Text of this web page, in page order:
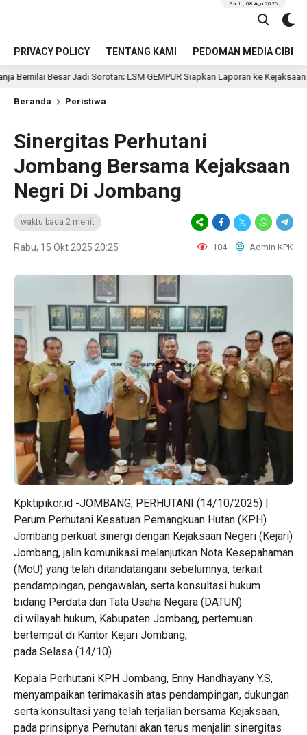
PRIVACY POLICY TENTANG KAMI PEDOMAN MEDIA CIBER
Sabtu, 08 Agu 2026
Jadi Sorotan; LSM GEMPUR Siapkan Laporan ke Kejaksaan 10
Beranda Peristiwa
Sinergitas Perhutani
Jombang Bersama Kejaksaan
Negri Di Jombang
waktu baca 2 menit
Rabu, 15 Okt 2025 20:25 104 Admin KPK
Kpktipikor.id -JOMBANG, PERHUTANI (14/10/2025) |
Perum Perhutani Kesatuan Pemangkuan Hutan (KPH)
Jombang perkuat sinergi dengan Kejaksaan Negeri (Kejari)
Jombang, jalin komunikasi melanjutkan Nota Kesepahaman
(MoU) yang telah ditandatangani sebelumnya, terkait
pendampingan, pengawalan, serta konsultasi hukum
bidang Perdata dan Tata Usaha Negara (DATUN)
di wilayah hukum, Kabupaten Jombang, pertemuan
bertempat di Kantor Kejari Jombang,
pada Selasa (14/10).
Kepala Perhutani KPH Jombang, Enny Handhayany Y.S,
menyampaikan terimakasih atas pendampingan, dukungan
serta konsultasi yang telah terjalian bersama Kejaksaan,
pada prinsipnya Perhutani akan terus menjalin sinergitas